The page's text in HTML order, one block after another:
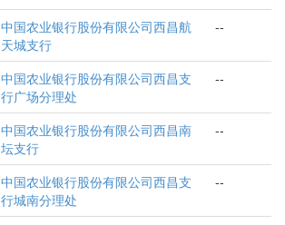
中国农业银行股份有限公司西昌航
天城支行
--
中国农业银行股份有限公司西昌支
行广场分理处
--
中国农业银行股份有限公司西昌南
坛支行
--
中国农业银行股份有限公司西昌支
行城南分理处
--